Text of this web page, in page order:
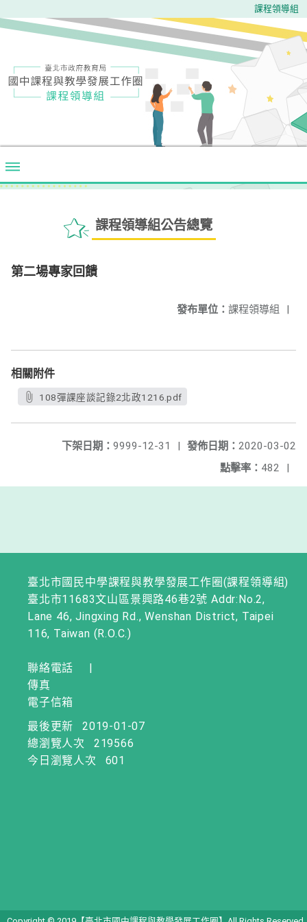
課程領導組
課程領導組公告總覽
第二場專家回饋
發布單位： 課程領導組 |
相關附件
108彈課座談記錄2北政1216.pdf
發佈日期： 2020-03-02
下架日期： 9999-12-31
|
點擊率： 482 |
臺北市國民中學課程與教學發展工作圈(課程領導組)
臺北市11683文山區景興路46巷2號 Addr:No.2,
Lane 46, Jingxing Rd., Wenshan District, Taipei
116, Taiwan (R.O.C.)
聯絡電話
|
傳真
電子信箱
最後更新
2019-01-07
總瀏覽人次
219566
今日瀏覽人次
601